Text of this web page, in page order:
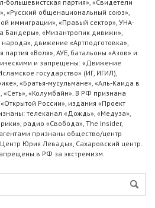
партия», «Свидетели
«Русский общенациональный союз»,
иммиграции», «Правый сектор», УНА-
Бандеры», «Мизантропик дивижн»,
движение «Артподготовка»,
«Воля», АУЕ, батальоны «Азов» и
и запрещены: «Движение
государство» (ИГ, ИГИЛ),
«Братья-мусульмане», «Аль-Каида в
«Сеть», «Колумбайн». В РФ признана
России», издания «Проект
телеканал «Дождь», «Медуза»,
радио «Свобода», The Insider,
признаны общество/центр
Юрия Левады», Сахаровский центр.
в РФ за экстремизм.